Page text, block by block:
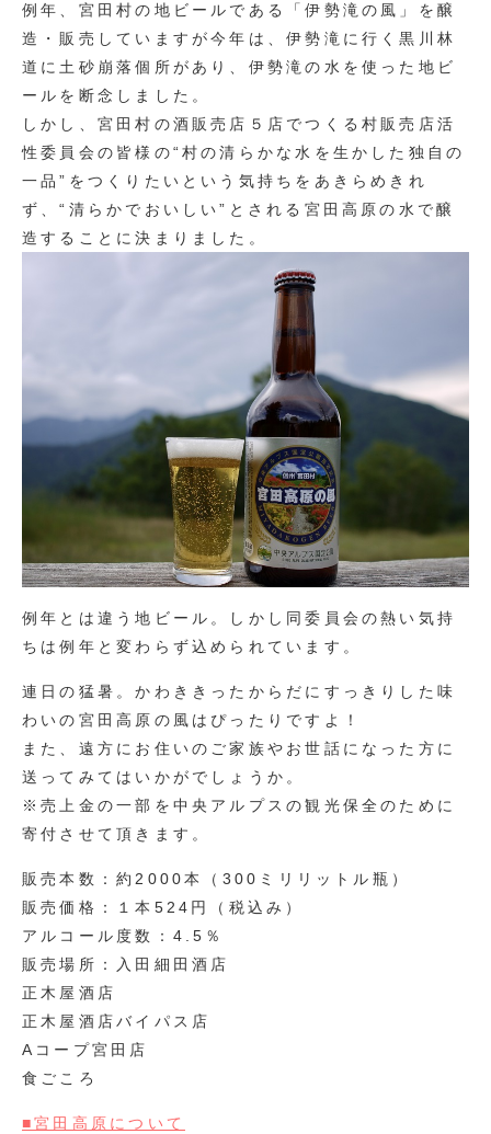
例年、宮田村の地ビールである「伊勢滝の風」を醸
造・販売していますが今年は、伊勢滝に行く黒川林
道に土砂崩落個所があり、伊勢滝の水を使った地ビ
ールを断念しました。
しかし、宮田村の酒販売店５店でつくる村販売店活
性委員会の皆様の“村の清らかな水を生かした独自の
一品”をつくりたいという気持ちをあきらめきれ
ず、“清らかでおいしい”とされる宮田高原の水で醸
造することに決まりました。
例年とは違う地ビール。しかし同委員会の熱い気持
ちは例年と変わらず込められています。
連日の猛暑。かわききったからだにすっきりした味
わいの宮田高原の風はぴったりですよ！
また、遠方にお住いのご家族やお世話になった方に
送ってみてはいかがでしょうか。
※売上金の一部を中央アルプスの観光保全のために
寄付させて頂きます。
販売本数：約2000本（300ミリリットル瓶）
販売価格：１本524円（税込み）
アルコール度数：4.5％
販売場所：入田細田酒店
正木屋酒店
正木屋酒店バイパス店
Aコープ宮田店
食ごころ
■宮田高原について